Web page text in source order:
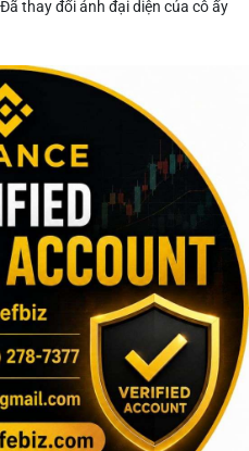
thay đổi ảnh đại diện của cô ấy